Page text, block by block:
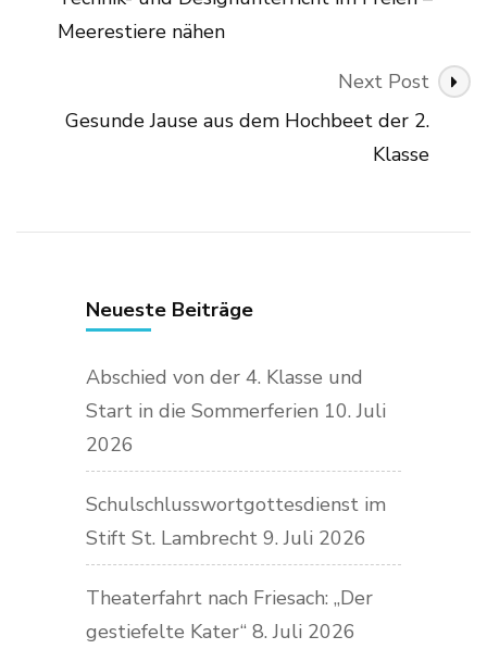
Meerestiere nähen
Next Post
Gesunde Jause aus dem Hochbeet der 2.
Klasse
Neueste Beiträge
Abschied von der 4. Klasse und
Start in die Sommerferien 10. Juli
2026
Schulschlusswortgottesdienst im
Stift St. Lambrecht 9. Juli 2026
Theaterfahrt nach Friesach: „Der
gestiefelte Kater“ 8. Juli 2026